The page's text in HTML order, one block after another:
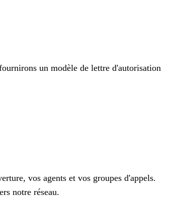
un modèle de lettre d'autorisation
vos agents et vos groupes d'appels.
notre réseau.